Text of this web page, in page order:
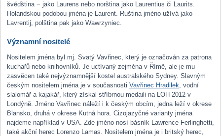
švédština − jako Laurens nebo norština jako Laurentius či Laurits.
Holandskou podobou jména je Laurent. Ruština jméno užívá jako
Lavrentij, polština pak jako Wawrzyniec.
Významní nositelé
Nositelem jména byl mj. Svatý Vavřinec, který je označován za patrona
kuchařů nebo knihovníků. Je uctívaný zejména v Římě, ale je mu
zasvěcen také nejvýznamnější kostel australského Sydney. Slavným
českým nositelem jména je v současnosti Vavřinec Hradilek , vodní
slalomář a kajakář, který získal stříbrnou medaili na LOH 2012 v
Londýně. Jméno Vavřinec náleží i k českým obcím, jedna leží v okrese
Blansko, druhá v okrese Kutná hora. Cizojazyčné varianty jména
najdeme například v USA. Zde jméno nosí básník Lawrence Ferlinghetti,
také akční herec Lorenzo Lamas. Nositelem jména je i britský herec,